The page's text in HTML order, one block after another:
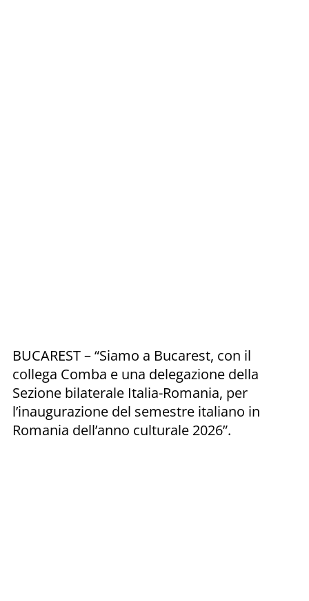
BUCAREST – “Siamo a Bucarest, con il
collega Comba e una delegazione della
Sezione bilaterale Italia-Romania, per
l’inaugurazione del semestre italiano in
Romania dell’anno culturale 2026”.